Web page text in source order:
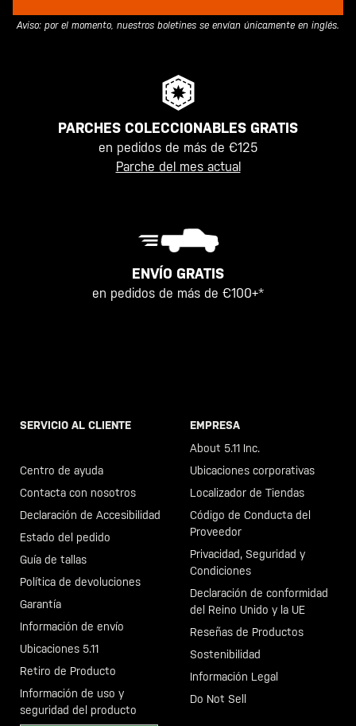
Aviso: por el momento, nuestros boletines se envían únicamente en inglés.
PARCHES COLECCIONABLES GRATIS
en pedidos de más de €125
Parche del mes actual
ENVÍO GRATIS
en pedidos de más de €100+*
SERVICIO AL CLIENTE
Centro de ayuda
Contacta con nosotros
Declaración de Accesibilidad
Estado del pedido
Guía de tallas
Política de devoluciones
Garantía
Información de envío
Ubicaciones 5.11
Retiro de Producto
Información de uso y
seguridad del producto
EMPRESA
About 5.11 Inc.
Ubicaciones corporativas
Localizador de Tiendas
Código de Conducta del
Proveedor
Privacidad, Seguridad y
Condiciones
Declaración de conformidad
del Reino Unido y la UE
Reseñas de Productos
Sostenibilidad
Información Legal
Do Not Sell